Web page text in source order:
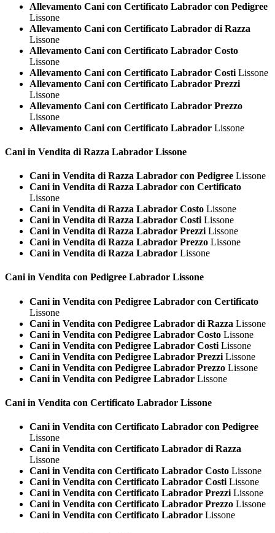
Allevamento Cani con Certificato Labrador con Pedigree
Lissone
Allevamento Cani con Certificato Labrador di Razza
Lissone
Allevamento Cani con Certificato Labrador Costo
Lissone
Allevamento Cani con Certificato Labrador Costi Lissone
Allevamento Cani con Certificato Labrador Prezzi
Lissone
Allevamento Cani con Certificato Labrador Prezzo
Lissone
Allevamento Cani con Certificato Labrador Lissone
Cani in Vendita di Razza Labrador Lissone
Cani in Vendita di Razza Labrador con Pedigree Lissone
Cani in Vendita di Razza Labrador con Certificato
Lissone
Cani in Vendita di Razza Labrador Costo Lissone
Cani in Vendita di Razza Labrador Costi Lissone
Cani in Vendita di Razza Labrador Prezzi Lissone
Cani in Vendita di Razza Labrador Prezzo Lissone
Cani in Vendita di Razza Labrador Lissone
Cani in Vendita con Pedigree Labrador Lissone
Cani in Vendita con Pedigree Labrador con Certificato
Lissone
Cani in Vendita con Pedigree Labrador di Razza Lissone
Cani in Vendita con Pedigree Labrador Costo Lissone
Cani in Vendita con Pedigree Labrador Costi Lissone
Cani in Vendita con Pedigree Labrador Prezzi Lissone
Cani in Vendita con Pedigree Labrador Prezzo Lissone
Cani in Vendita con Pedigree Labrador Lissone
Cani in Vendita con Certificato Labrador Lissone
Cani in Vendita con Certificato Labrador con Pedigree
Lissone
Cani in Vendita con Certificato Labrador di Razza
Lissone
Cani in Vendita con Certificato Labrador Costo Lissone
Cani in Vendita con Certificato Labrador Costi Lissone
Cani in Vendita con Certificato Labrador Prezzi Lissone
Cani in Vendita con Certificato Labrador Prezzo Lissone
Cani in Vendita con Certificato Labrador Lissone